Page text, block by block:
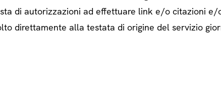
di autorizzazioni ad effettuare link e/o citazioni
direttamente alla testata di origine del servizio